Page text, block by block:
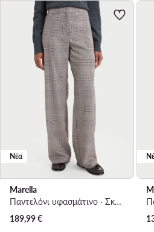
Νέα
Marella
Παντελόνι υφασμάτινο · Σκούρο μπεζ · Regular Fit
189,99€